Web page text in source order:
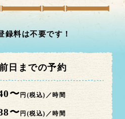
録料は不要です！
日までの予約
〜 円(税込)／時間
〜 円(税込)／時間